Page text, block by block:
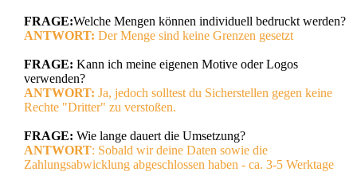
FRAGE:Welche Mengen können individuell bedruckt werden?
ANTWORT: Der Menge sind keine Grenzen gesetzt
FRAGE: Kann ich meine eigenen Motive oder Logos
verwenden?
ANTWORT: Ja, jedoch solltest du Sicherstellen gegen keine
Rechte "Dritter" zu verstoßen.
FRAGE: Wie lange dauert die Umsetzung?
ANTWORT: Sobald wir deine Daten sowie die
Zahlungsabwicklung abgeschlossen haben - ca. 3-5 Werktage